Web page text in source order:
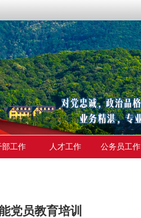
部工作 人才工作 公务员工作
党员教育培训